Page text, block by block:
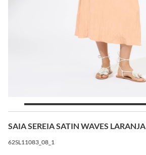
SAIA SEREIA SATIN WAVES LARANJA
62SL11083_08_1